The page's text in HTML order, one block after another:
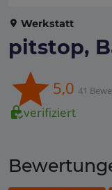
Werkstatt
pitstop,
5,0 41
verifiziert